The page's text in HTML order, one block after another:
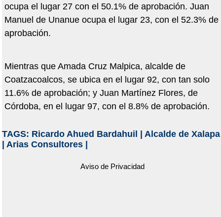
ocupa el lugar 27 con el 50.1% de aprobación. Juan
Manuel de Unanue ocupa el lugar 23, con el 52.3% de
aprobación.
Mientras que Amada Cruz Malpica, alcalde de
Coatzacoalcos, se ubica en el lugar 92, con tan solo
11.6% de aprobación; y Juan Martínez Flores, de
Córdoba, en el lugar 97, con el 8.8% de aprobación.
TAGS: Ricardo Ahued Bardahuil
Alcalde de Xalapa
Arias Consultores|
Aviso de Privacidad